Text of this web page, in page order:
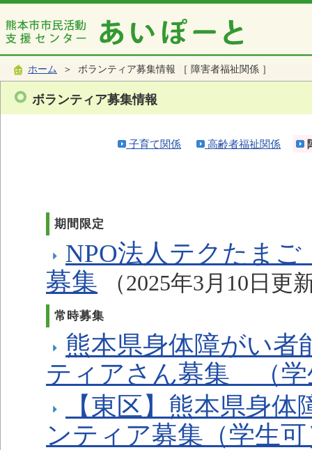
ホーム ＞ ボランティア募集情報 ［ 障害者福祉関係 ］
ボランティア募集情報
子育て関係 高齢者福祉関係
期間限定
NPO法人テクたま
募集
（2025年3月10日更
常時募集
熊本県身体障がい
ティアさん募集 （学
【東区】熊本県身
ンティア募集（学生